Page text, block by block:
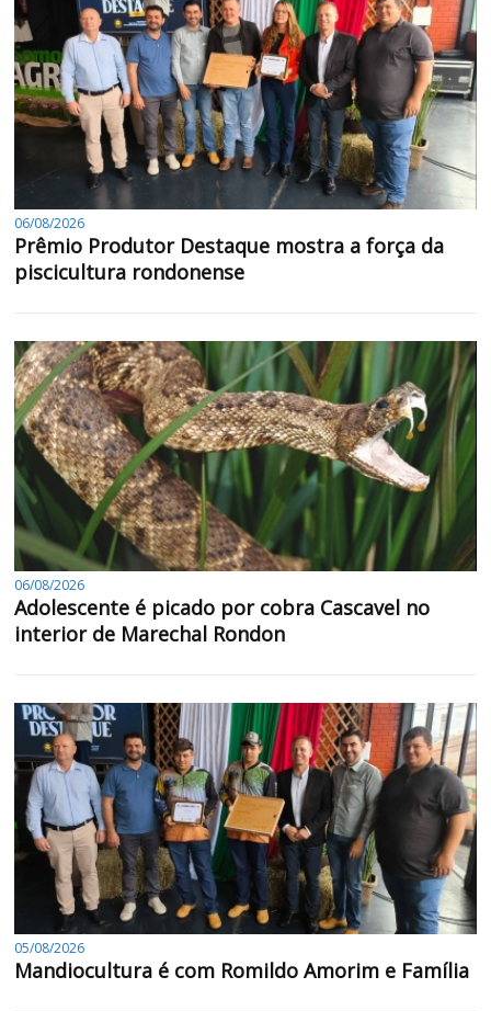
06/08/2026
Prêmio Produtor Destaque mostra a força da
piscicultura rondonense
06/08/2026
Adolescente é picado por cobra Cascavel no
interior de Marechal Rondon
05/08/2026
Mandiocultura é com Romildo Amorim e Família